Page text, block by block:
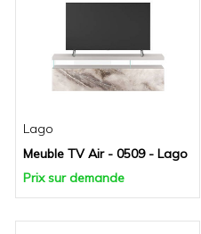
Lago
Meuble TV Air - 0509 - Lago
Prix sur demande